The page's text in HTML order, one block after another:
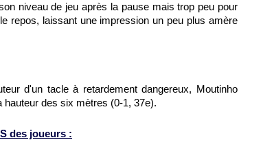
niveau de jeu après la pause mais trop peu pour
repos, laissant une impression un peu plus amère
d'un tacle à retardement dangereux, Moutinho
des six mètres (0-1, 37e).
des joueurs :